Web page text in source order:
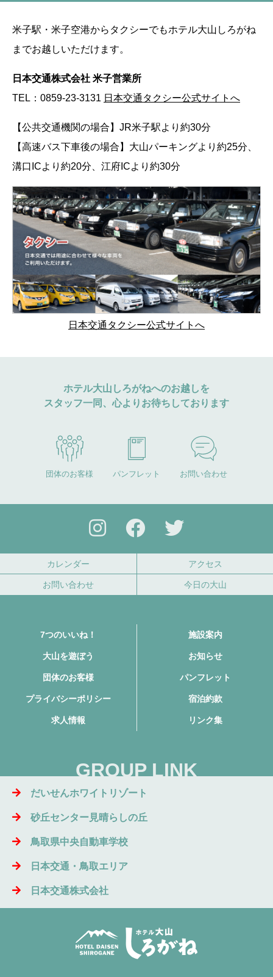
米子駅・米子空港からタクシーでもホテル大山しろがね
までお越しいただけます。
日本交通株式会社 米子営業所
TEL：0859-23-3131 日本交通タクシー公式サイトへ
【公共交通機関の場合】JR米子駅より約30分
【高速バス下車後の場合】大山パーキングより約25分、
溝口ICより約20分、江府ICより約30分
日本交通タクシー公式サイトへ
ホテル大山しろがねへのお越しを
スタッフ一同、心よりお待ちしております
団体のお客様 パンフレット お問い合わせ
カレンダー アクセス
お問い合わせ 今日の大山
7つのいいね！ 施設案内
大山を遊ぼう お知らせ
団体のお客様 パンフレット
プライバシーポリシー 宿泊約款
求人情報 リンク集
GROUP LINK
だいせんホワイトリゾート
砂丘センター見晴らしの丘
鳥取県中央自動車学校
日本交通・鳥取エリア
日本交通株式会社